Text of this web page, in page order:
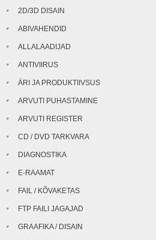
2D/3D DISAIN
ABIVAHENDID
ALLALAADIJAD
ANTIVIIRUS
ÄRI JA PRODUKTIIVSUS
ARVUTI PUHASTAMINE
ARVUTI REGISTER
CD / DVD TARKVARA
DIAGNOSTIKA
E-RAAMAT
FAIL / KÕVAKETAS
FTP FAILI JAGAJAD
GRAAFIKA / DISAIN